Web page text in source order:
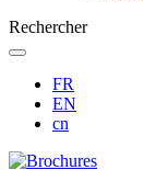
Rechercher
FR
EN
cn